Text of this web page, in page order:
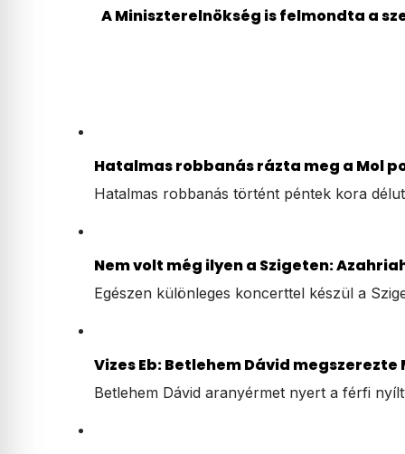
A Miniszterelnökség is felmondta a
Hatalmas robbanás rázta meg a Mol
Hatalmas robbanás történt péntek kora
Nem volt még ilyen a Szigeten:
Egészen különleges koncerttel készül a
Vizes Eb: Betlehem Dávid
Betlehem Dávid aranyérmet nyert a férfi